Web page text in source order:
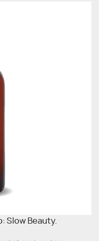
Slow Beauty.